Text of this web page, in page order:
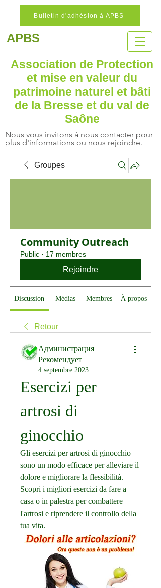
Bulletin d'adhésion à APBS
APBS
Association de Protection
et mise en valeur du
patrimoine naturel et bâti
de la Bresse et du val de
Saône
Nous vous invitons à nous contacter pour
plus d'informations ou nous rejoindre.
Groupes
Community Outreach
Public · 17 membres
Rejoindre
Discussion Médias Membres À propos
Retour
Администрация
Рекомендует
4 septembre 2023
Esercizi per
artrosi di
ginocchio
Gli esercizi per artrosi di ginocchio
sono un modo efficace per alleviare il
dolore e migliorare la flessibilità.
Scopri i migliori esercizi da fare a
casa o in palestra per combattere
l'artrosi e riprendere il controllo della
tua vita.